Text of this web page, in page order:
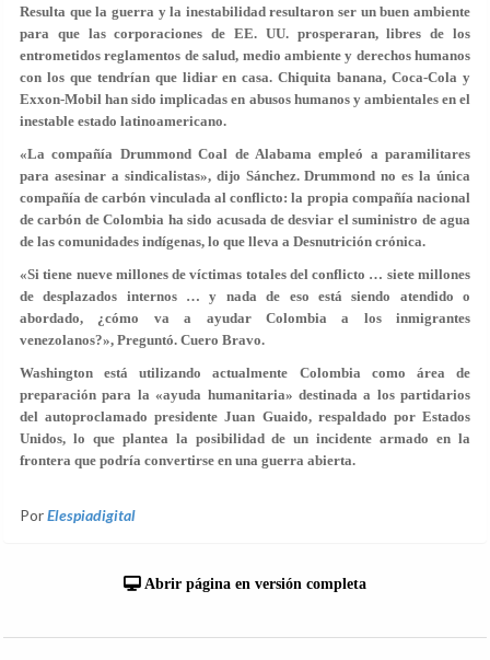
Resulta que la guerra y la inestabilidad resultaron ser un buen ambiente
para que las corporaciones de EE. UU. prosperaran, libres de los
entrometidos reglamentos de salud, medio ambiente y derechos humanos
con los que tendrían que lidiar en casa. Chiquita banana, Coca-Cola y
Exxon-Mobil han sido implicadas en abusos humanos y ambientales en el
inestable estado latinoamericano.
«La compañía Drummond Coal de Alabama empleó a paramilitares
para asesinar a sindicalistas», dijo Sánchez. Drummond no es la única
compañía de carbón vinculada al conflicto: la propia compañía nacional
de carbón de Colombia ha sido acusada de desviar el suministro de agua
de las comunidades indígenas, lo que lleva a Desnutrición crónica.
«Si tiene nueve millones de víctimas totales del conflicto … siete millones
de desplazados internos … y nada de eso está siendo atendido o
abordado, ¿cómo va a ayudar Colombia a los inmigrantes
venezolanos?», Preguntó. Cuero Bravo.
Washington está utilizando actualmente Colombia como área de
preparación para la «ayuda humanitaria» destinada a los partidarios
del autoproclamado presidente Juan Guaido, respaldado por Estados
Unidos, lo que plantea la posibilidad de un incidente armado en la
frontera que podría convertirse en una guerra abierta.
PorElespiadigital
Abrir página en versión completa